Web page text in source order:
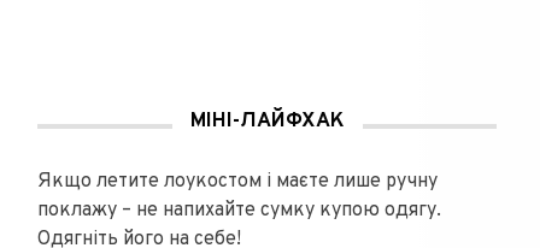
МІНІ-ЛАЙФХАК
Якщо летите лоукостом і маєте лише ручну
поклажу – не напихайте сумку купою одягу.
Одягніть його на себе!